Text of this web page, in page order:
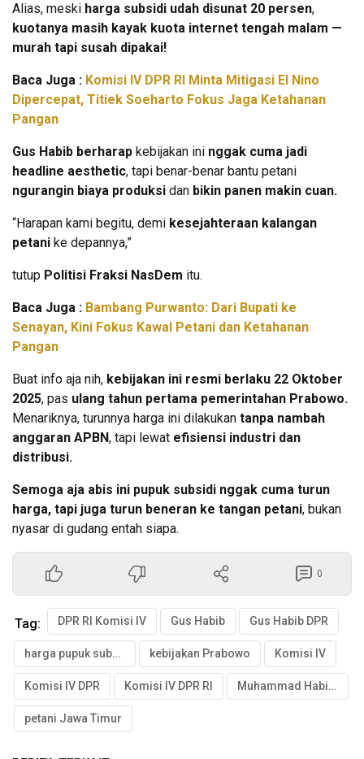
Alias, meski harga subsidi udah disunat 20 persen,
kuotanya masih kayak kuota internet tengah malam —
murah tapi susah dipakai!
Baca Juga : Komisi IV DPR RI Minta Mitigasi El Nino
Dipercepat, Titiek Soeharto Fokus Jaga Ketahanan
Pangan
Gus Habib berharap kebijakan ini nggak cuma jadi
headline aesthetic, tapi benar-benar bantu petani
ngurangin biaya produksi dan bikin panen makin cuan.
“Harapan kami begitu, demi kesejahteraan kalangan
petani ke depannya,”
tutup Politisi Fraksi NasDem itu.
Baca Juga : Bambang Purwanto: Dari Bupati ke
Senayan, Kini Fokus Kawal Petani dan Ketahanan
Pangan
Buat info aja nih, kebijakan ini resmi berlaku 22 Oktober
2025, pas ulang tahun pertama pemerintahan Prabowo.
Menariknya, turunnya harga ini dilakukan tanpa nambah
anggaran APBN, tapi lewat efisiensi industri dan
distribusi.
Semoga aja abis ini pupuk subsidi nggak cuma turun
harga, tapi juga turun beneran ke tangan petani, bukan
nyasar di gudang entah siapa.
0
Tag: DPR RI Komisi IV Gus Habib Gus Habib DPR
harga pupuk subsidi kebijakan Prabowo Komisi IV
Komisi IV DPR Komisi IV DPR RI Muhammad Habibur Rochman
petani Jawa Timur